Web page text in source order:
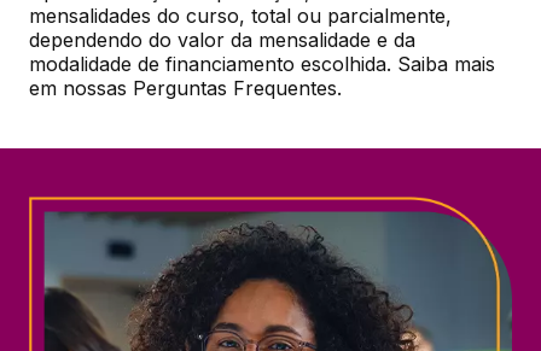
mensalidades do curso, total ou parcialmente,
dependendo do valor da mensalidade e da
modalidade de financiamento escolhida. Saiba mais
em nossas Perguntas Frequentes.